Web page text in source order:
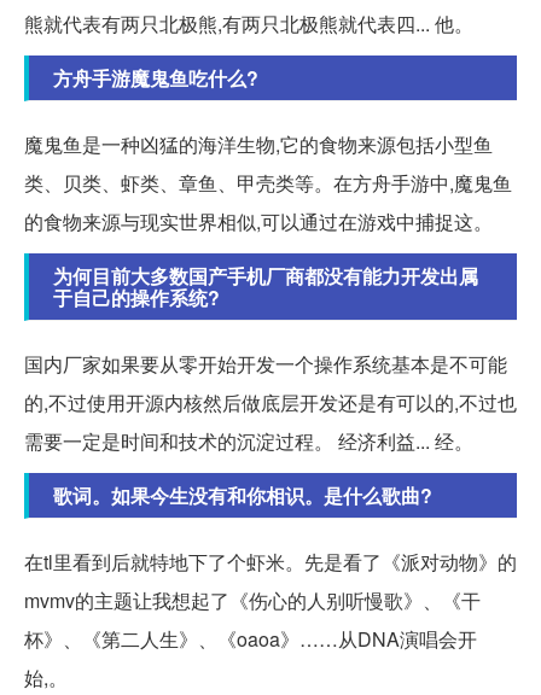
熊就代表有两只北极熊,有两只北极熊就代表四... 他。
方舟手游魔鬼鱼吃什么?
魔鬼鱼是一种凶猛的海洋生物,它的食物来源包括小型鱼
类、贝类、虾类、章鱼、甲壳类等。在方舟手游中,魔鬼鱼
的食物来源与现实世界相似,可以通过在游戏中捕捉这。
为何目前大多数国产手机厂商都没有能力开发出属
于自己的操作系统?
国内厂家如果要从零开始开发一个操作系统基本是不可能
的,不过使用开源内核然后做底层开发还是有可以的,不过也
需要一定是时间和技术的沉淀过程。 经济利益... 经。
歌词。如果今生没有和你相识。是什么歌曲?
在tl里看到后就特地下了个虾米。先是看了《派对动物》的
mvmv的主题让我想起了《伤心的人别听慢歌》、《干
杯》、《第二人生》、《oaoa》……从DNA演唱会开
始,。